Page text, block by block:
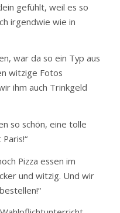
gefühlt, weil es so
irgendwie wie in
war da so ein Typ aus
witzige Fotos
ihm auch Trinkgeld
so schön, eine tolle
Pizza essen im
und witzig. Und wir